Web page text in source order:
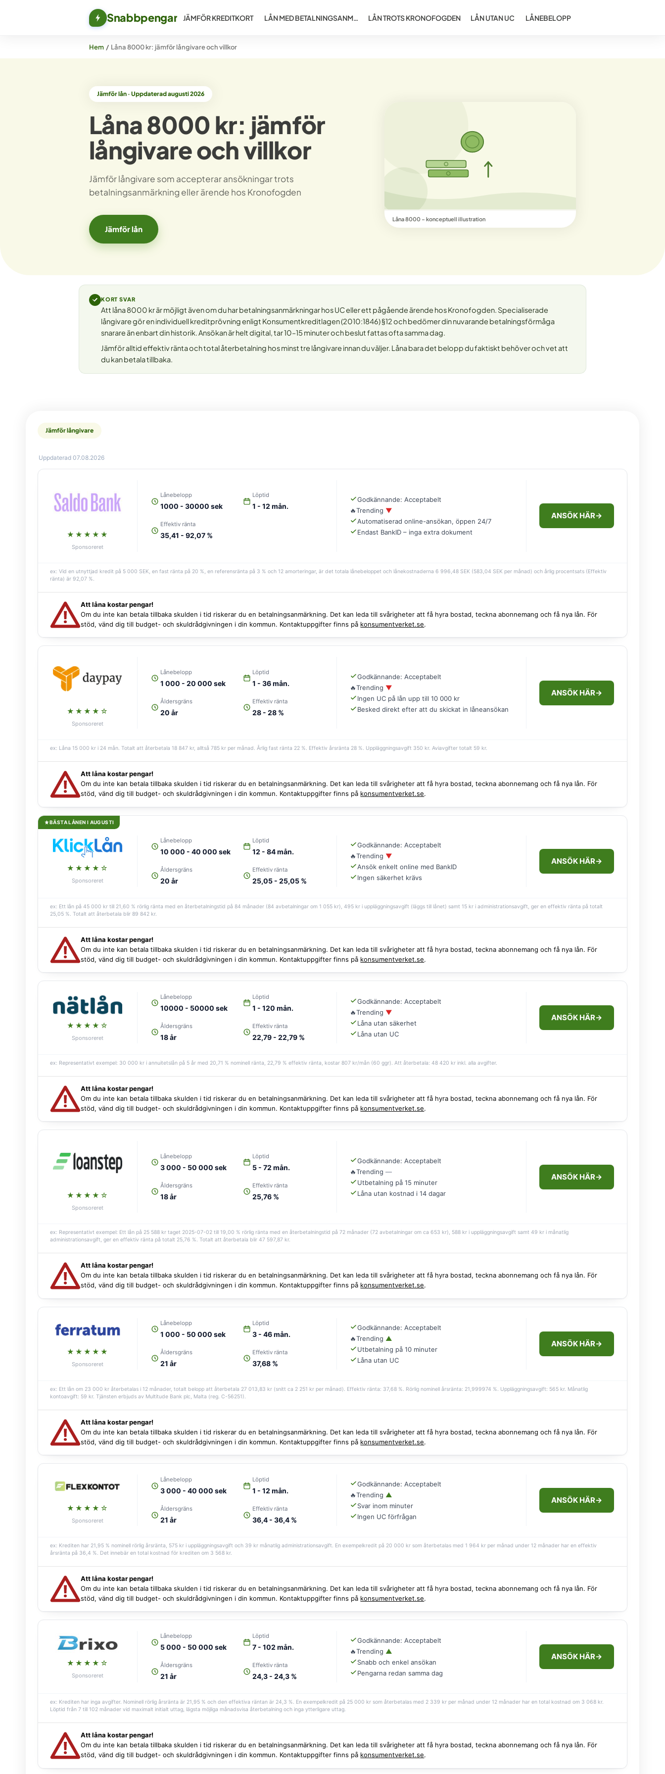
Snabbpengar JÄMFÖR KREDITKORT LÅN MED BETALNINGSANM… LÅN TROTS KRONOFOGDEN LÅN UTAN UC LÅNEBELOPP
Hem / Låna 8000 kr: jämför långivare och villkor
Jämför lån · Uppdaterad augusti 2026
Låna 8000 kr: jämför
långivare och villkor
Jämför långivare som accepterar ansökningar trots
betalningsanmärkning eller ärende hos Kronofogden
Jämför lån
Låna 8000 – konceptuell illustration
KORT SVAR
Att låna 8000 kr är möjligt även om du har betalningsanmärkningar hos UC eller ett pågående ärende hos Kronofogden. Specialiserade
långivare gör en individuell kreditprövning enligt Konsumentkreditlagen (2010:1846) §12 och bedömer din nuvarande betalningsförmåga
snarare än enbart din historik. Ansökan är helt digital, tar 10–15 minuter och beslut fattas ofta samma dag.
Jämför alltid effektiv ränta och total återbetalning hos minst tre långivare innan du väljer. Låna bara det belopp du faktiskt behöver och vet att
du kan betala tillbaka.
Jämför långivare
Uppdaterad 07.08.2026
★★★★★
Sponsoreret
Lånebelopp
1000 - 30000 sek
Löptid
1 - 12 mån.
Effektiv ränta
35,41 - 92,07 %
Godkännande: Acceptabelt
🔥Trending ▼
Automatiserad online-ansökan, öppen 24/7
Endast BankID – inga extra dokument
ANSÖK HÄR→
ex: Vid en utnyttjad kredit på 5 000 SEK, en fast ränta på 20 %, en referensränta på 3 % och 12 amorteringar, är det totala lånebeloppet och lånekostnaderna 6 996,48 SEK (583,04 SEK per månad) och årlig procentsats (Effektiv
ränta) är 92,07 %.
Att låna kostar pengar!
Om du inte kan betala tillbaka skulden i tid riskerar du en betalningsanmärkning. Det kan leda till svårigheter att få hyra bostad, teckna abonnemang och få nya lån. För
stöd, vänd dig till budget- och skuldrådgivningen i din kommun. Kontaktuppgifter finns på konsumentverket.se.
★★★★☆
Sponsoreret
Lånebelopp
1 000 - 20 000 sek
Löptid
1 - 36 mån.
Åldersgräns
20 år
Effektiv ränta
28 - 28 %
Godkännande: Acceptabelt
🔥Trending ▼
Ingen UC på lån upp till 10 000 kr
Besked direkt efter att du skickat in låneansökan
ANSÖK HÄR→
ex: Låna 15 000 kr i 24 mån. Totalt att återbetala 18 847 kr, alltså 785 kr per månad. Årlig fast ränta 22 %. Effektiv årsränta 28 %. Uppläggningsavgift 350 kr. Aviavgifter totalt 59 kr.
Att låna kostar pengar!
Om du inte kan betala tillbaka skulden i tid riskerar du en betalningsanmärkning. Det kan leda till svårigheter att få hyra bostad, teckna abonnemang och få nya lån. För
stöd, vänd dig till budget- och skuldrådgivningen i din kommun. Kontaktuppgifter finns på konsumentverket.se.
BÄSTA LÅNEN I AUGUSTI
★★★★☆
Sponsoreret
Lånebelopp
10 000 - 40 000 sek
Löptid
12 - 84 mån.
Åldersgräns
20 år
Effektiv ränta
25,05 - 25,05 %
Godkännande: Acceptabelt
🔥Trending ▼
Ansök enkelt online med BankID
Ingen säkerhet krävs
ANSÖK HÄR→
ex: Ett lån på 45 000 kr till 21,60 % rörlig ränta med en återbetalningstid på 84 månader (84 avbetalningar om 1 055 kr), 495 kr i uppläggningsavgift (läggs till lånet) samt 15 kr i administrationsavgift, ger en effektiv ränta på totalt
25,05 %. Totalt att återbetala blir 89 842 kr.
Att låna kostar pengar!
Om du inte kan betala tillbaka skulden i tid riskerar du en betalningsanmärkning. Det kan leda till svårigheter att få hyra bostad, teckna abonnemang och få nya lån. För
stöd, vänd dig till budget- och skuldrådgivningen i din kommun. Kontaktuppgifter finns på konsumentverket.se.
★★★★☆
Sponsoreret
Lånebelopp
10000 - 50000 sek
Löptid
1 - 120 mån.
Åldersgräns
18 år
Effektiv ränta
22,79 - 22,79 %
Godkännande: Acceptabelt
🔥Trending ▼
Låna utan säkerhet
Låna utan UC
ANSÖK HÄR→
ex: Representativt exempel: 30 000 kr i annuitetslån på 5 år med 20,71 % nominell ränta, 22,79 % effektiv ränta, kostar 807 kr/mån (60 ggr). Att återbetala: 48 420 kr inkl. alla avgifter.
Att låna kostar pengar!
Om du inte kan betala tillbaka skulden i tid riskerar du en betalningsanmärkning. Det kan leda till svårigheter att få hyra bostad, teckna abonnemang och få nya lån. För
stöd, vänd dig till budget- och skuldrådgivningen i din kommun. Kontaktuppgifter finns på konsumentverket.se.
★★★★☆
Sponsoreret
Lånebelopp
3 000 - 50 000 sek
Löptid
5 - 72 mån.
Åldersgräns
18 år
Effektiv ränta
25,76 %
Godkännande: Acceptabelt
🔥Trending —
Utbetalning på 15 minuter
Låna utan kostnad i 14 dagar
ANSÖK HÄR→
ex: Representativt exempel: Ett lån på 25 588 kr taget 2025-07-02 till 19,00 % rörlig ränta med en återbetalningstid på 72 månader (72 avbetalningar om ca 653 kr), 588 kr i uppläggningsavgift samt 49 kr i månatlig
administrationsavgift, ger en effektiv ränta på totalt 25,76 %. Totalt att återbetala blir 47 597,87 kr.
Att låna kostar pengar!
Om du inte kan betala tillbaka skulden i tid riskerar du en betalningsanmärkning. Det kan leda till svårigheter att få hyra bostad, teckna abonnemang och få nya lån. För
stöd, vänd dig till budget- och skuldrådgivningen i din kommun. Kontaktuppgifter finns på konsumentverket.se.
★★★★★
Sponsoreret
Lånebelopp
1 000 - 50 000 sek
Löptid
3 - 46 mån.
Åldersgräns
21 år
Effektiv ränta
37,68 %
Godkännande: Acceptabelt
🔥Trending ▲
Utbetalning på 10 minuter
Låna utan UC
ANSÖK HÄR→
ex: Ett lån om 23 000 kr återbetalas i 12 månader, totalt belopp att återbetala 27 013,83 kr (snitt ca 2 251 kr per månad). Effektiv ränta: 37,68 %. Rörlig nominell årsränta: 21,999974 %. Uppläggningsavgift: 565 kr. Månatlig
kontoavgift: 59 kr. Tjänsten erbjuds av Multitude Bank plc, Malta (reg. C-56251).
Att låna kostar pengar!
Om du inte kan betala tillbaka skulden i tid riskerar du en betalningsanmärkning. Det kan leda till svårigheter att få hyra bostad, teckna abonnemang och få nya lån. För
stöd, vänd dig till budget- och skuldrådgivningen i din kommun. Kontaktuppgifter finns på konsumentverket.se.
★★★★☆
Sponsoreret
Lånebelopp
3 000 - 40 000 sek
Löptid
1 - 12 mån.
Åldersgräns
21 år
Effektiv ränta
36,4 - 36,4 %
Godkännande: Acceptabelt
🔥Trending ▲
Svar inom minuter
Ingen UC förfrågan
ANSÖK HÄR→
ex: Krediten har 21,95 % nominell rörlig årsränta, 575 kr i uppläggningsavgift och 39 kr månatlig administrationsavgift. En exempelkredit på 20 000 kr som återbetalas med 1 964 kr per månad under 12 månader har en effektiv
årsränta på 36,4 %. Det innebär en total kostnad för krediten om 3 568 kr.
Att låna kostar pengar!
Om du inte kan betala tillbaka skulden i tid riskerar du en betalningsanmärkning. Det kan leda till svårigheter att få hyra bostad, teckna abonnemang och få nya lån. För
stöd, vänd dig till budget- och skuldrådgivningen i din kommun. Kontaktuppgifter finns på konsumentverket.se.
★★★★☆
Sponsoreret
Lånebelopp
5 000 - 50 000 sek
Löptid
7 - 102 mån.
Åldersgräns
21 år
Effektiv ränta
24,3 - 24,3 %
Godkännande: Acceptabelt
🔥Trending ▲
Snabb och enkel ansökan
Pengarna redan samma dag
ANSÖK HÄR→
ex: Krediten har inga avgifter. Nominell rörlig årsränta är 21,95 % och den effektiva räntan är 24,3 %. En exempelkredit på 25 000 kr som återbetalas med 2 339 kr per månad under 12 månader har en total kostnad om 3 068 kr.
Löptid från 7 till 102 månader vid maximalt initialt uttag, lägsta möjliga månadsvisa återbetalning och inga ytterligare uttag.
Att låna kostar pengar!
Om du inte kan betala tillbaka skulden i tid riskerar du en betalningsanmärkning. Det kan leda till svårigheter att få hyra bostad, teckna abonnemang och få nya lån. För
stöd, vänd dig till budget- och skuldrådgivningen i din kommun. Kontaktuppgifter finns på konsumentverket.se.